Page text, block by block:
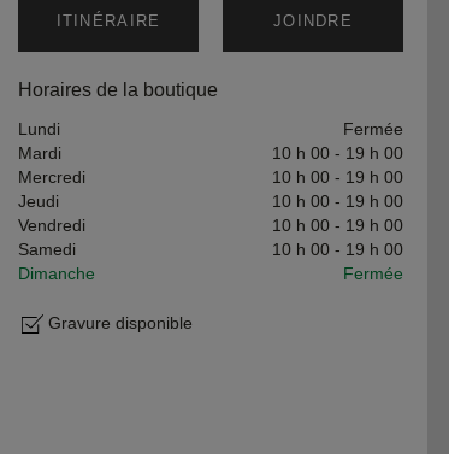
ITINÉRAIRE JOINDRE
Horaires de la boutique
Lundi
Fermée
Mardi
10 h 00 - 19 h 00
Mercredi
10 h 00 - 19 h 00
Jeudi
10 h 00 - 19 h 00
Vendredi
10 h 00 - 19 h 00
Samedi
10 h 00 - 19 h 00
Dimanche
Fermée
Gravure disponible